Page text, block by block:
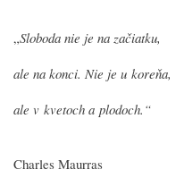
„Sloboda nie je na začiatku,
ale na konci. Nie je u koreňa,
ale v kvetoch a plodoch.“
Charles Maurras